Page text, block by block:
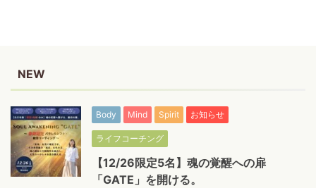
NEW
Body Mind Spirit お知らせ
ライフコーチング
【12/26限定5名】魂の覚醒への扉
「GATE」を開ける。